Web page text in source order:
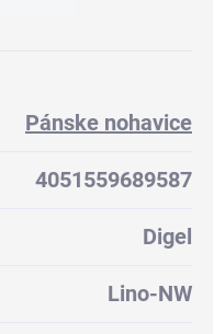
Pánske nohavice
4051559689587
Digel
Lino-NW